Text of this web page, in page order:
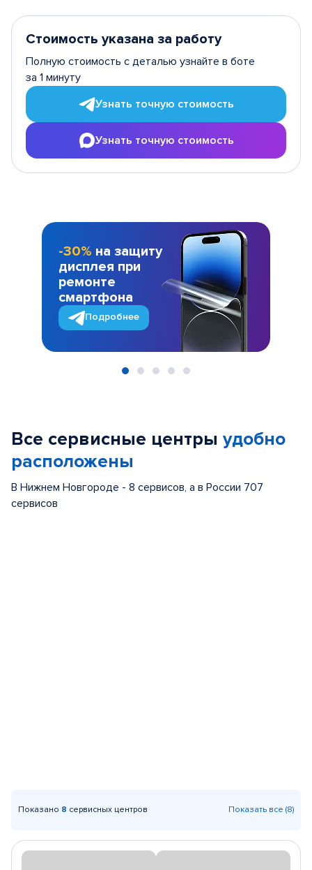
Стоимость указана за работу
Полную стоимость с деталью узнайте в боте
за 1 минуту
Узнать точную стоимость
Узнать точную стоимость
-30% на защиту
дисплея при
ремонте
смартфона
Подробнее
Все сервисные центры удобно
расположены
В Нижнем Новгороде - 8 сервисов, а в России 707
сервисов
Показано 8 сервисных центров Показать все (8)